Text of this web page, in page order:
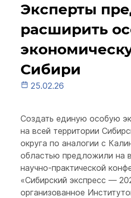
Эксперты
расширить
Сибири
25.02.26
Создать единую особую
на всей территории
округа по аналогии с
областью предложили на
научно-практической
«Сибирский экспресс —
организованное